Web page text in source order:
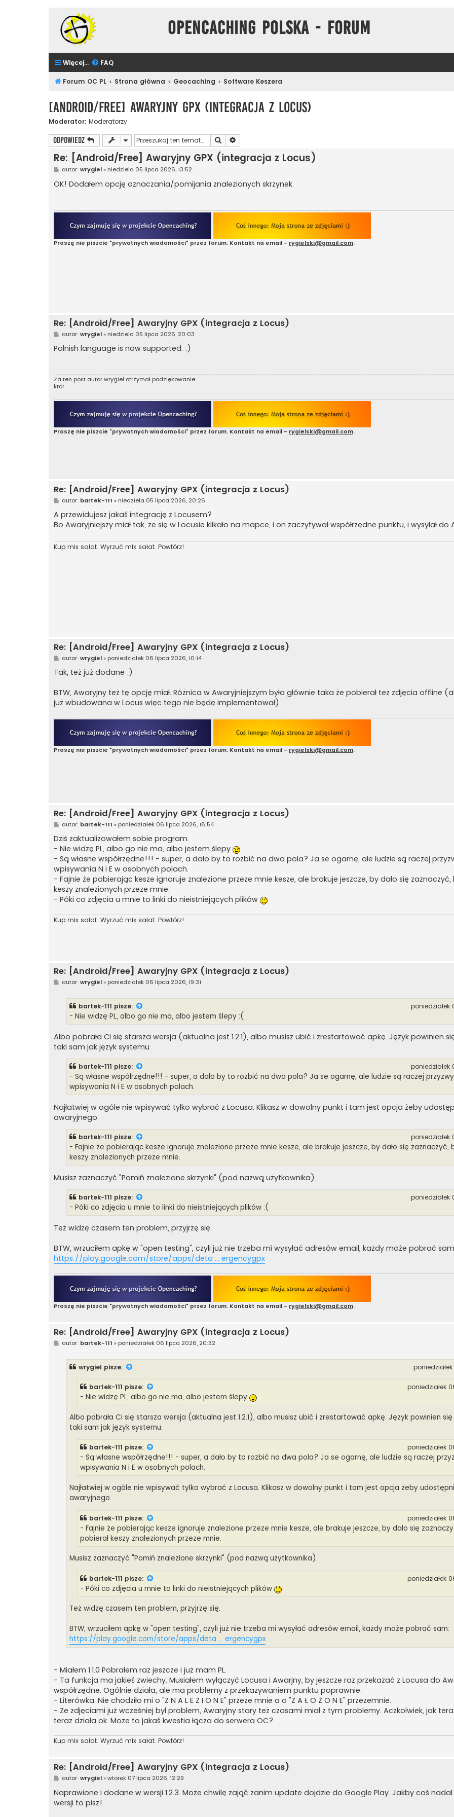
Opencaching Polska - Forum
Więcej… FAQ
Forum OC PL Strona główna Geocaching Software Keszera
[Android/Free] Awaryjny GPX (integracja z Locus)
Moderator: Moderatorzy
ODPOWIEDZ Szukaj
Re: [Android/Free] Awaryjny GPX (integracja z Locus)
P
s
t
autor: wrygiel» niedziela 05 lipca 2026, 13:52
OK! Dodałem opcję oznaczania/pomijania znalezionych skrzynek.
Proszę nie piszcie "prywatnych wiadomości" przez forum. Kontakt na email - rygielski@gmail.com.
Re: [Android/Free] Awaryjny GPX (integracja z Locus)
P
s
t
autor: wrygiel» niedziela 05 lipca 2026, 20:03
Polnish language is now supported. ;)
Za ten post autorwrygiel otrzymał podziękowanie:
krcr
Proszę nie piszcie "prywatnych wiadomości" przez forum. Kontakt na email - rygielski@gmail.com.
Re: [Android/Free] Awaryjny GPX (integracja z Locus)
P
s
t
autor: bartek-111 » niedziela 05 lipca 2026, 20:26
A przewidujesz jakaś integrację z Locusem?
Bo Awaryjniejszy miał tak, ze się w Locusie klikało na mapce, i on zaczytywał współrzędne punktu, i wysyłał do
Kup mix sałat. Wyrzuć mix sałat. Powtórz!
Re: [Android/Free] Awaryjny GPX (integracja z Locus)
P
s
t
autor: wrygiel» poniedziałek 06 lipca 2026, 10:14
Tak, też już dodane ;)
BTW, Awaryjny też tę opcję miał. Różnica w Awaryjniejszym była głównie taka że pobierał też zdjęcia offline
już wbudowana w Locus więc tego nie będę implementował).
Proszę nie piszcie "prywatnych wiadomości" przez forum. Kontakt na email - rygielski@gmail.com.
Re: [Android/Free] Awaryjny GPX (integracja z Locus)
P
s
t
autor: bartek-111 » poniedziałek 06 lipca 2026, 18:54
Dziś zaktualizowałem sobie program.
- Nie widzę PL, albo go nie ma, albo jestem ślepy
- Są własne współrzędne!!! - super, a dało by to rozbić na dwa pola? Ja se ogarnę, ale ludzie są raczej
wpisywania N i E w osobnych polach.
- Fajnie że pobierając kesze ignoruje znalezione przeze mnie kesze, ale brakuje jeszcze, by dało się zaznaczyć,
keszy znalezionych przeze mnie.
- Póki co zdjęcia u mnie to linki do nieistniejących plików
Kup mix sałat. Wyrzuć mix sałat. Powtórz!
Re: [Android/Free] Awaryjny GPX (integracja z Locus)
Pautor: wrygiel» poniedziałek 06 lipca 2026, 19:31
bartek-111 pisze: poniedziałek
- Nie widzę PL, albo go nie ma, albo jestem ślepy :(
Albo pobrała Ci się starsza wersja (aktualna jest 1.2.1), albo musisz ubić i zrestartować apkę. Język powinien
taki sam jak język systemu.
bartek-111 pisze: poniedziałek
- Są własne współrzędne!!! - super, a dało by to rozbić na dwa pola? Ja se ogarnę, ale ludzie są raczej
wpisywania N i E w osobnych polach.
Najłatwiej w ogóle nie wpisywać tylko wybrać z Locusa. Klikasz w dowolny punkt i tam jest opcja żeby
awaryjnego.
bartek-111 pisze: poniedziałek
- Fajnie że pobierając kesze ignoruje znalezione przeze mnie kesze, ale brakuje jeszcze, by dało się zaznaczyć,
keszy znalezionych przeze mnie.
Musisz zaznaczyć "Pomiń znalezione skrzynki" (pod nazwą użytkownika).
bartek-111 pisze: poniedziałek
- Póki co zdjęcia u mnie to linki do nieistniejących plików :(
Też widzę czasem ten problem, przyjrzę się.
BTW, wrzuciłem apkę w "open testing", czyli już nie trzeba mi wysyłać adresów email, każdy może pobrać
https://play.google.com/store/apps/deta ... ergencygpx
Proszę nie piszcie "prywatnych wiadomości" przez forum. Kontakt na email - rygielski@gmail.com.
Re: [Android/Free] Awaryjny GPX (integracja z Locus)
Pautor: bartek-111 » poniedziałek 06 lipca 2026, 20:32
wrygiel pisze:
bartek-111 pisze: poniedziałek
- Nie widzę PL, albo go nie ma, albo jestem ślepy
Albo pobrała Ci się starsza wersja (aktualna jest 1.2.1), albo musisz ubić i zrestartować apkę. Język powinien
taki sam jak język systemu.
bartek-111 pisze: poniedziałek
- Są własne współrzędne!!! - super, a dało by to rozbić na dwa pola? Ja se ogarnę, ale ludzie są raczej
wpisywania N i E w osobnych polach.
Najłatwiej w ogóle nie wpisywać tylko wybrać z Locusa. Klikasz w dowolny punkt i tam jest opcja żeby
awaryjnego.
bartek-111 pisze: poniedziałek
- Fajnie że pobierając kesze ignoruje znalezione przeze mnie kesze, ale brakuje jeszcze, by dało się
pobierał keszy znalezionych przeze mnie.
Musisz zaznaczyć "Pomiń znalezione skrzynki" (pod nazwą użytkownika).
bartek-111 pisze: poniedziałek
- Póki co zdjęcia u mnie to linki do nieistniejących plików
Też widzę czasem ten problem, przyjrzę się.
BTW, wrzuciłem apkę w "open testing", czyli już nie trzeba mi wysyłać adresów email, każdy może pobrać sam:
https://play.google.com/store/apps/deta ... ergencygpx
- Miałem 1.1.0 Pobrałem raz jeszcze i już mam PL.
- Ta funkcja ma jakieś zwiechy. Musiałem wyłączyć Locusa i Awarjny, by jeszcze raz przekazać z Locusa do
współrzędne. Ogólnie działa, ale ma problemy z przekazywaniem punktu poprawnie.
- Literówka. Nie chodziło mi o "Z N A L E Z I O N E" przeze mnie a o "Z A Ł O Ż O N E" przezemnie.
- Ze zdjęciami już wcześniej był problem, Awaryjny stary też czasami miał z tym problemy. Aczkolwiek, jak
teraz działa ok. Może to jakaś kwestia łącza do serwera OC?
Kup mix sałat. Wyrzuć mix sałat. Powtórz!
Re: [Android/Free] Awaryjny GPX (integracja z Locus)
P
s
t
autor: wrygiel»wtorek 07 lipca 2026, 12:29
Naprawione i dodane w wersji 1.2.3. Może chwilę zająć zanim update dojdzie do Google Play. Jakby coś nadal
wersji to pisz!